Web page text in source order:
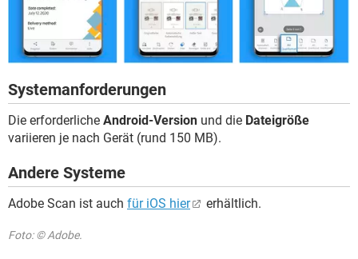
Systemanforderungen
Die erforderliche Android-Version und die Dateigröße
variieren je nach Gerät (rund 150 MB).
Andere Systeme
Adobe Scan ist auch für iOS hier erhältlich.
Foto: © Adobe.